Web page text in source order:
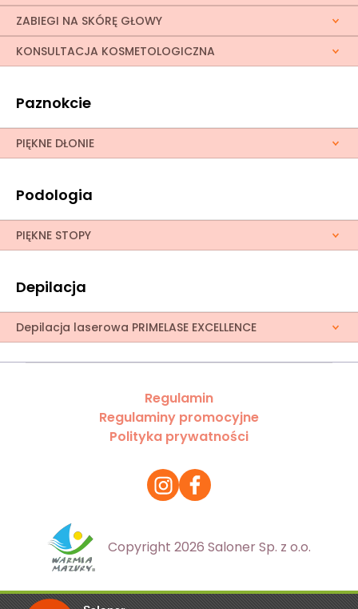
ZABIEGI NA SKÓRĘ GŁOWY
KONSULTACJA KOSMETOLOGICZNA
Paznokcie
PIĘKNE DŁONIE
Podologia
PIĘKNE STOPY
Depilacja
Depilacja laserowa PRIMELASE EXCELLENCE
Regulamin
Regulaminy promocyjne
Polityka prywatności
Copyright 2026 Saloner Sp. z o.o.